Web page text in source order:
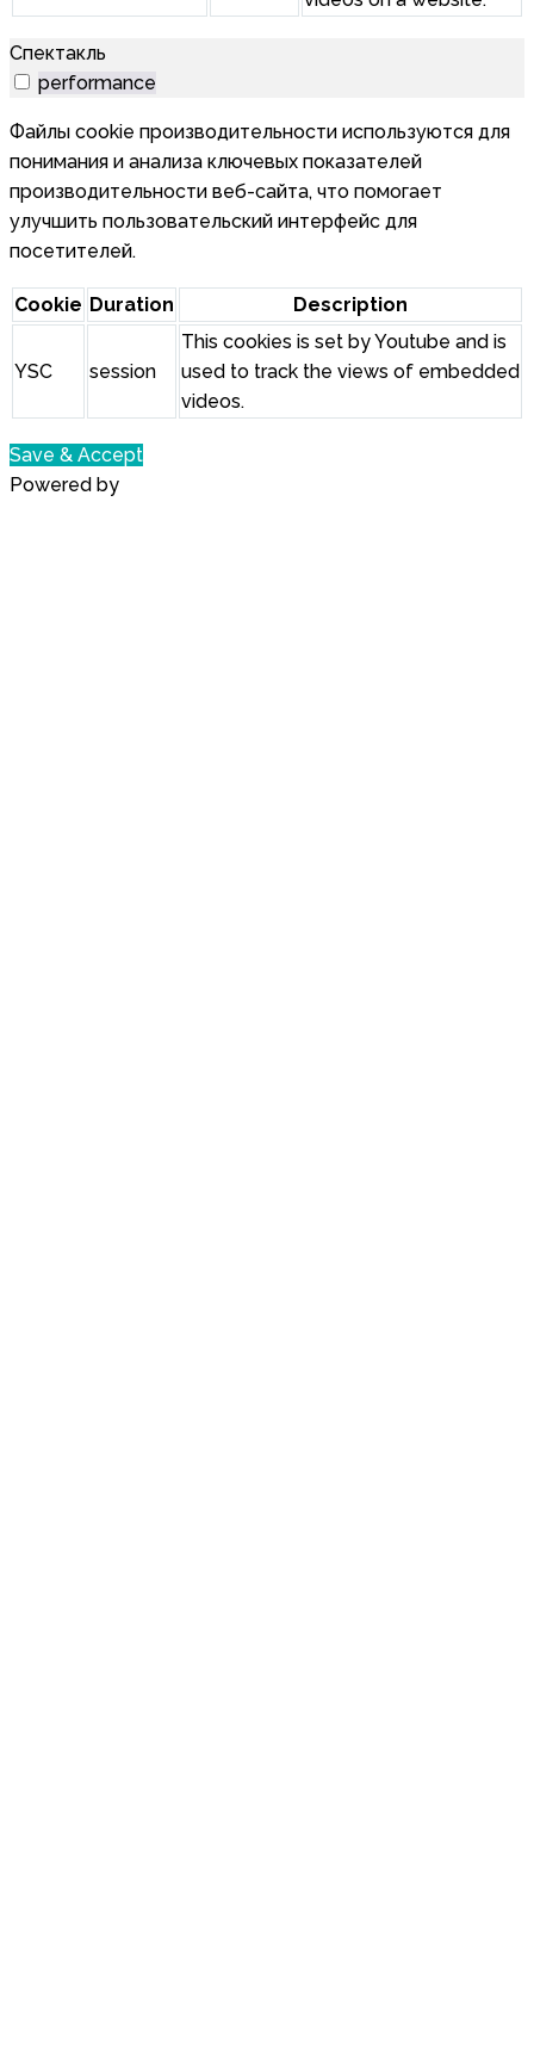
Спектакль
performance
Файлы cookie производительности используются для
понимания и анализа ключевых показателей
производительности веб-сайта, что помогает
улучшить пользовательский интерфейс для
посетителей.
Cookie Duration Description
YSC session
This cookies is set by Youtube and is
used to track the views of embedded
videos.
Save & Accept
Powered by